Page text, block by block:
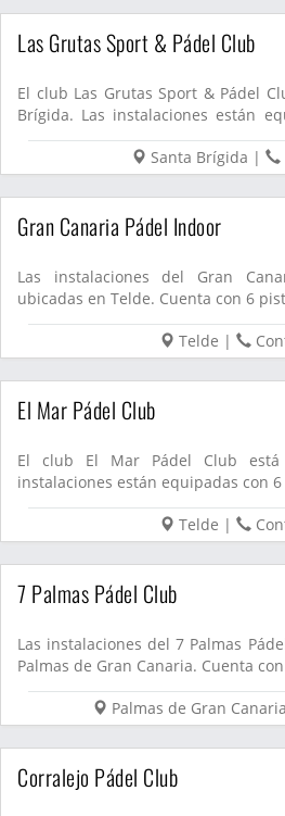
Las Grutas Sport & Pádel Club
El club Las Grutas Sport & Pádel
Brígida. Las instalaciones están
p�...
Santa Brígida |
Gran Canaria Pádel Indoor
Las instalaciones del Gran
ubicadas en Telde. Cuenta con 6
Telde |
El Mar Pádel Club
El club El Mar Pádel Club
instalaciones están equipadas con
Telde |
7 Palmas Pádel Club
Las instalaciones del 7 Palmas
Palmas de Gran Canaria. Cuenta
Palmas de Gran Canaria
Corralejo Pádel Club